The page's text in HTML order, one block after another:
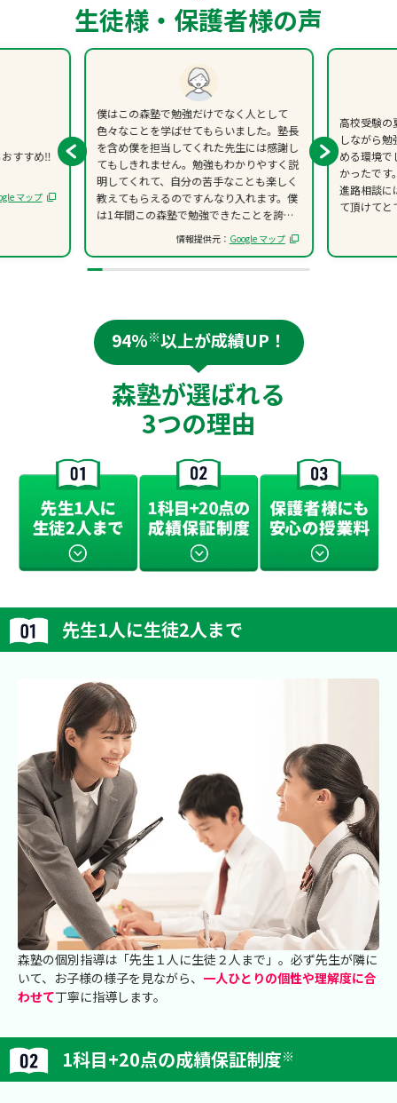
生徒様・保護者様の声
すすめ‼️
マップ
僕はこの森塾で勉強だけでなく人として
色々なことを学ばせてもらいました。塾長
を含め僕を担当してくれた先生には感謝し
てもしきれません。勉強もわかりやすく説
明してくれて、自分の苦手なことも楽しく
教えてもらえるのですんなり入れます。僕
は1年間この森塾で勉強できたことを誇り
情報提供元： Google マップ
高校受験の
しながら
める環境で
かったです
進路相談に
て頂けてと
94%※以上が成績UP！
森塾が選ばれる
3つの理由
先生1人に生徒2人まで
森塾の個別指導は「先生１人に生徒２人まで」。必ず先生が隣に
いて、お子様の様子を見ながら、 一人ひとりの個性や理解度に合
わせて丁寧に指導します。
1科目+20点の成績保証制度※